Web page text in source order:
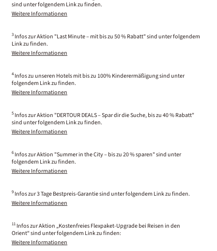
sind unter folgendem Link zu finden.
Weitere Informationen
3 Infos zur Aktion "Last Minute – mit bis zu 50 % Rabatt" sind unter folgendem
Link zu finden.
Weitere Informationen
4 Infos zu unseren Hotels mit bis zu 100% Kinderermäßigung sind unter
folgendem Link zu finden.
Weitere Informationen
5 Infos zur Aktion "DERTOUR DEALS – Spar dir die Suche, bis zu 40 % Rabatt"
sind unter folgendem Link zu finden.
Weitere Informationen
6 Infos zur Aktion "Summer in the City – bis zu 20 % sparen" sind unter
folgendem Link zu finden.
Weitere Informationen
9 Infos zur 3 Tage Bestpreis-Garantie sind unter folgendem Link zu finden.
Weitere Informationen
11 Infos zur Aktion „Kostenfreies Flexpaket-Upgrade bei Reisen in den
Orient“ sind unter folgendem Link zu finden:
Weitere Informationen